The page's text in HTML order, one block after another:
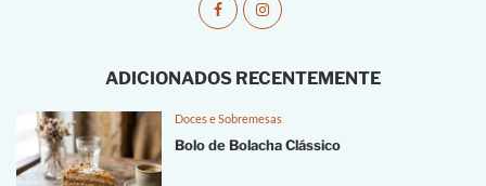
ADICIONADOS RECENTEMENTE
Doces e Sobremesas
Bolo de Bolacha Clássico